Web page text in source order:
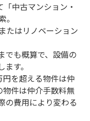
中古マンション・
たはリノベーション
でも概算で、設備の
す。
を超える物件は仲
件は仲介手数料無
費用により変わる